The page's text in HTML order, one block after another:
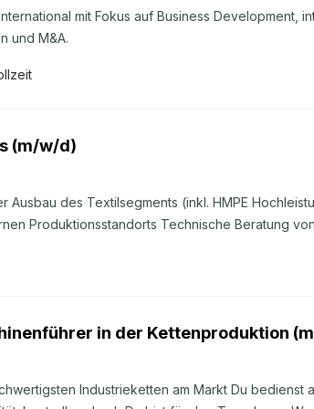
mit Fokus auf Business Development,
und M&A.
(m/w/d)
Ausbau des Textilsegments (inkl. HMPE
Produktionsstandorts Technische Beratung
Aufbau, Steuerung und Weiterentwicklung des
Eigenverantwortung, strukturierte
Hohe Flexibilität und
in der Kettenproduktion
Industrieketten am Markt Du bedienst